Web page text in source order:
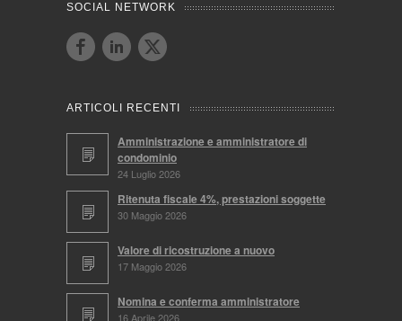
SOCIAL NETWORK
ARTICOLI RECENTI
Amministrazione e amministratore di
condominio
24 Luglio 2026
Ritenuta fiscale 4%, prestazioni soggette
30 Maggio 2026
Valore di ricostruzione a nuovo
17 Maggio 2026
Nomina e conferma amministratore
16 Aprile 2026